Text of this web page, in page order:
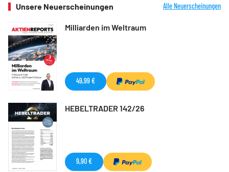
Unsere Neuerscheinungen Alle Neuerscheinungen
Milliarden im Weltraum
49,99 €
HEBELTRADER 142/26
9,90 €